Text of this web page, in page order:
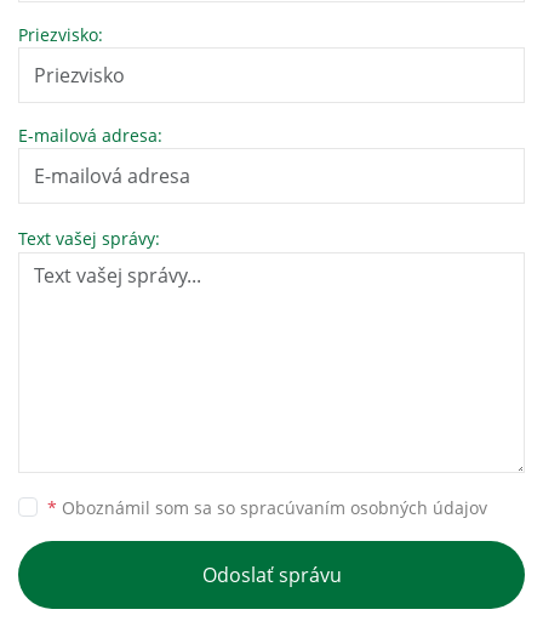
Priezvisko:
E-mailová adresa:
Text vašej správy:
* Oboznámil som sa so spracúvaním osobných údajov
Odoslať správu